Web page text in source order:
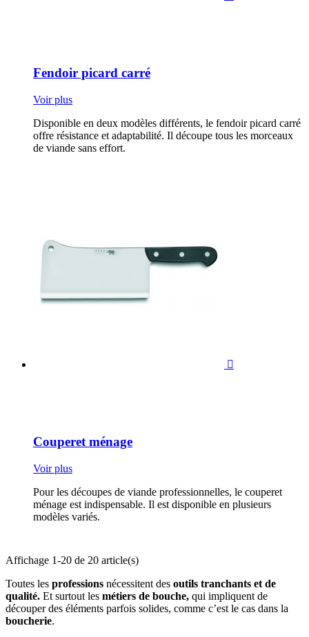
Fendoir picard carré
Voir plus
Disponible en deux modèles différents, le fendoir picard carré
offre résistance et adaptabilité. Il découpe tous les morceaux
de viande sans effort.

Couperet ménage
Voir plus
Pour les découpes de viande professionnelles, le couperet
ménage est indispensable. Il est disponible en plusieurs
modèles variés.
Affichage 1-20 de 20 article(s)
Toutes les professions nécessitent des outils tranchants et de
qualité. Et surtout les métiers de bouche, qui impliquent de
découper des éléments parfois solides, comme c’est le cas dans la
boucherie.